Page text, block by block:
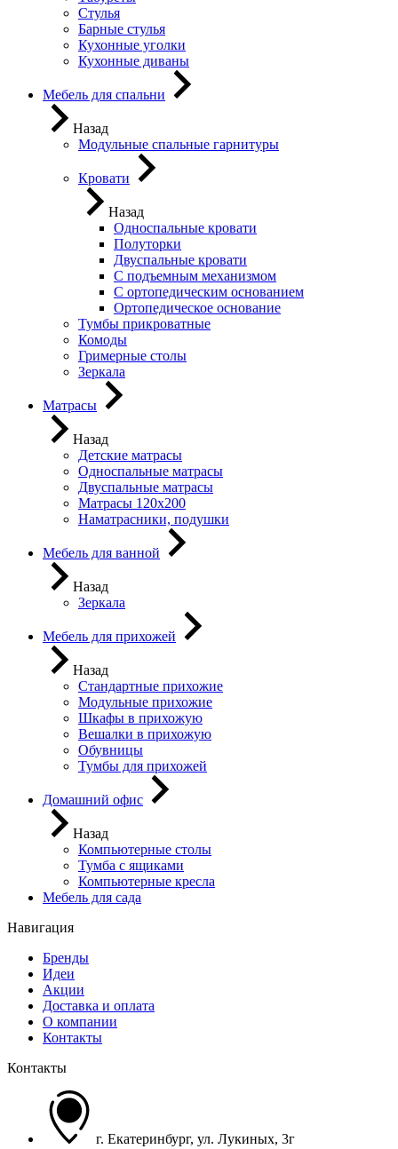
Стулья
Барные стулья
Кухонные уголки
Кухонные диваны
Мебель для спальни
Назад
Модульные спальные гарнитуры
Кровати
Назад
Односпальные кровати
Полуторки
Двуспальные кровати
С подъемным механизмом
С ортопедическим основанием
Ортопедическое основание
Тумбы прикроватные
Комоды
Гримерные столы
Зеркала
Матрасы
Назад
Детские матрасы
Односпальные матрасы
Двуспальные матрасы
Матрасы 120х200
Наматрасники, подушки
Мебель для ванной
Назад
Зеркала
Мебель для прихожей
Назад
Стандартные прихожие
Модульные прихожие
Шкафы в прихожую
Вешалки в прихожую
Обувницы
Тумбы для прихожей
Домашний офис
Назад
Компьютерные столы
Тумба с ящиками
Компьютерные кресла
Мебель для сада
Навигация
Бренды
Идеи
Акции
Доставка и оплата
О компании
Контакты
Контакты
г. Екатеринбург, ул. Лукиных, 3г